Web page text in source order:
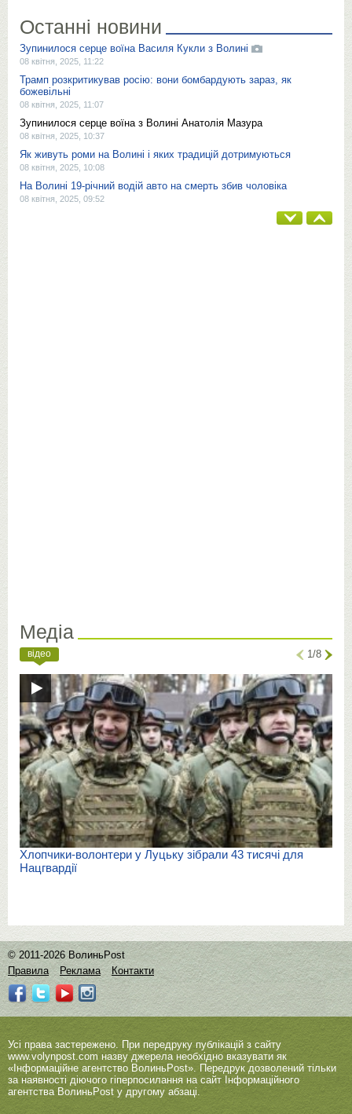
Останні новини
Зупинилося серце воїна Василя Кукли з Волині
08 квітня, 2025, 11:22
Трамп розкритикував росію: вони бомбардують зараз, як
божевільні
08 квітня, 2025, 11:07
Зупинилося серце воїна з Волині Анатолія Мазура
08 квітня, 2025, 10:37
Як живуть роми на Волині і яких традицій дотримуються
08 квітня, 2025, 10:08
На Волині 19-річний водій авто на смерть збив чоловіка
08 квітня, 2025, 09:52
Медіа
відео 1/8
Хлопчики-волонтери у Луцьку зібрали 43 тисячі для
Нацгвардії
© 2011-2026 ВолиньPost
Правила
Реклама Контакти
Усі права застережено. При передруку публікацій з сайту
www.volynpost.com назву джерела необхідно вказувати як
«Інформаційне агентство ВолиньPost». Передрук дозволений тільки
за наявності діючого гіперпосилання на сайт Інформаційного
агентства ВолиньPost у другому абзаці.